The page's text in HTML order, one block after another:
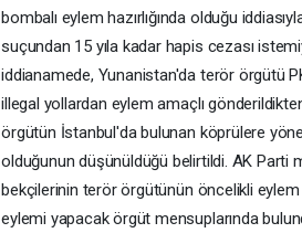
bombalı eylem hazırlığında olduğu
suçundan 15 yıla kadar hapis cezası
iddianamede, Yunanistan'da terör örgütü
illegal yollardan eylem amaçlı
örgütün İstanbul'da bulunan köprülere
olduğunun düşünüldüğü belirtildi. AK Parti
bekçilerinin terör örgütünün öncelikli
eylemi yapacak örgüt mensuplarında